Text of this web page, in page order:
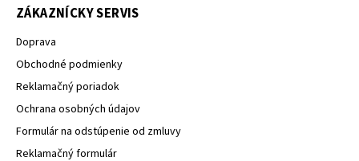
ZÁKAZNÍCKY SERVIS
Doprava
Obchodné podmienky
Reklamačný poriadok
Ochrana osobných údajov
Formulár na odstúpenie od zmluvy
Reklamačný formulár